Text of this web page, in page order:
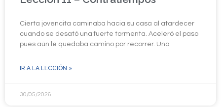
Cierta jovencita caminaba hacia su casa al atardecer
cuando se desató una fuerte tormenta. Aceleró el paso
pues aún le quedaba camino por recorrer. Una
IR A LA LECCIÓN »
30/05/2026